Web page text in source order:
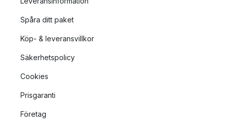
Spåra ditt paket
Köp- & leveransvillkor
Säkerhetspolicy
Cookies
Prisgaranti
Företag